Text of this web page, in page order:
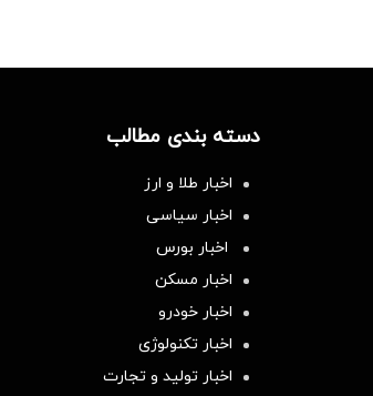
دسته بندی مطالب
اخبار طلا و ارز
اخبار سیاسی
اخبار بورس
اخبار مسکن
اخبار خودرو
اخبار تکنولوژی
اخبار تولید و تجارت